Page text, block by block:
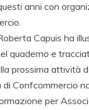
anni con
Capuis ha
quaderno e
prossima attività
di Confcommercio
per